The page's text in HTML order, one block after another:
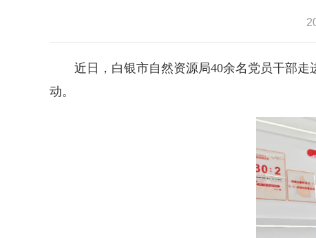
近日，白银市自然资源局40余名党员干部
动。